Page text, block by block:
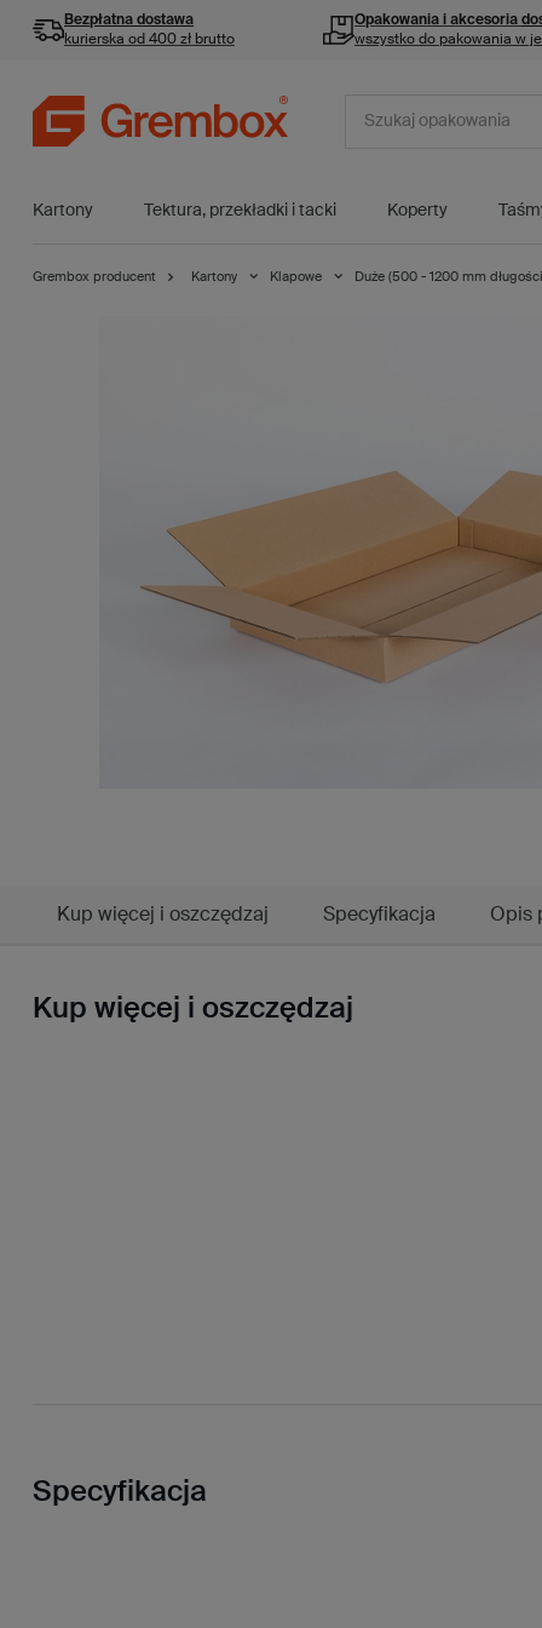
Bezpłatna dostawa
kurierska od 400 zł brutto
Opakowania i akcesoria
wszystko do pakowania w
Kartony Tektura, przekładki i tacki Koperty
Grembox producent Kartony Klapowe Duże (500 - 1200 mm
Kup więcej i oszczędzaj Specyfikacja Opis
Kup więcej i oszczędzaj
Specyfikacja